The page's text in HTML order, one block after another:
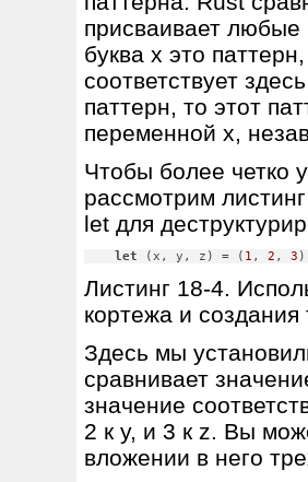
присваивает
буква x это
соответствует
паттерн, то этот
переменной x,
Чтобы более четко
рассмотрим
let для
let (x, y, z) = ( 1 , 2 , 3
Листинг 18-4.
кортежа и
Здесь мы
сравнивает
значение
2 к y, и 3 к z. Вы
вложении в него